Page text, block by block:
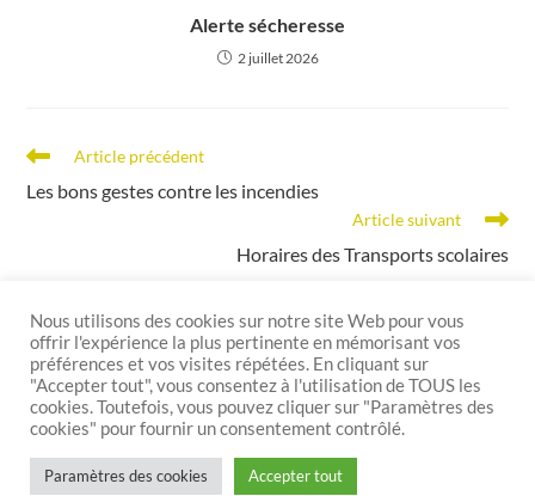
Alerte sécheresse
2 juillet 2026
Article précédent
Les bons gestes contre les incendies
Article suivant
Horaires des Transports scolaires
Mentions légales Politique de confidentialité
Nous utilisons des cookies sur notre site Web pour vous
offrir l'expérience la plus pertinente en mémorisant vos
préférences et vos visites répétées. En cliquant sur
"Accepter tout", vous consentez à l'utilisation de TOUS les
cookies. Toutefois, vous pouvez cliquer sur "Paramètres des
cookies" pour fournir un consentement contrôlé.
Paramètres des cookies Accepter tout